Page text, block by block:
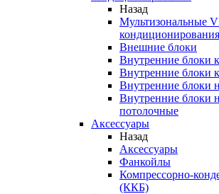
Назад
Мультизональные
кондиционирования
Внешние блоки
Внутренние блоки
Внутренние блоки
Внутренние блоки
Внутренние блоки
потолочные
Аксессуары
Назад
Аксессуары
Фанкойлы
Компрессорно-
(ККБ)